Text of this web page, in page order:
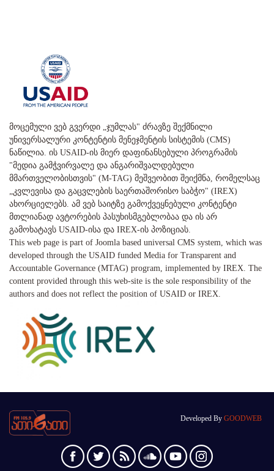
მოცემული ვებ გვერდი „ჯუმლას" ძრავზე შექმნილი
უნივერსალური კონტენტის მენეჯმენტის სისტემის (CMS)
ნაწილია. ის USAID-ის მიერ დაფინანსებული პროგრამის
"მედია გამჭვირვალე და ანგარიშვალდებული
მმართველობისთვის" (M-TAG) მეშვეობით შეიქმნა, რომელსაც
„კვლევისა და გაცვლების საერთაშორისო საბჭო" (IREX)
ახორციელებს. ამ ვებ საიტზე გამოქვეყნებული კონტენტი
მთლიანად ავტორების პასუხისმგებლობაა და ის არ
გამოხატავს USAID-ისა და IREX-ის პოზიციას.
This web page is part of Joomla based universal CMS system, which was
developed through the USAID funded Media for Transparent and
Accountable Governance (MTAG) program, implemented by IREX. The
content provided through this web-site is the sole responsibility of the
authors and does not reflect the position of USAID or IREX.
Developed By GOODWEB